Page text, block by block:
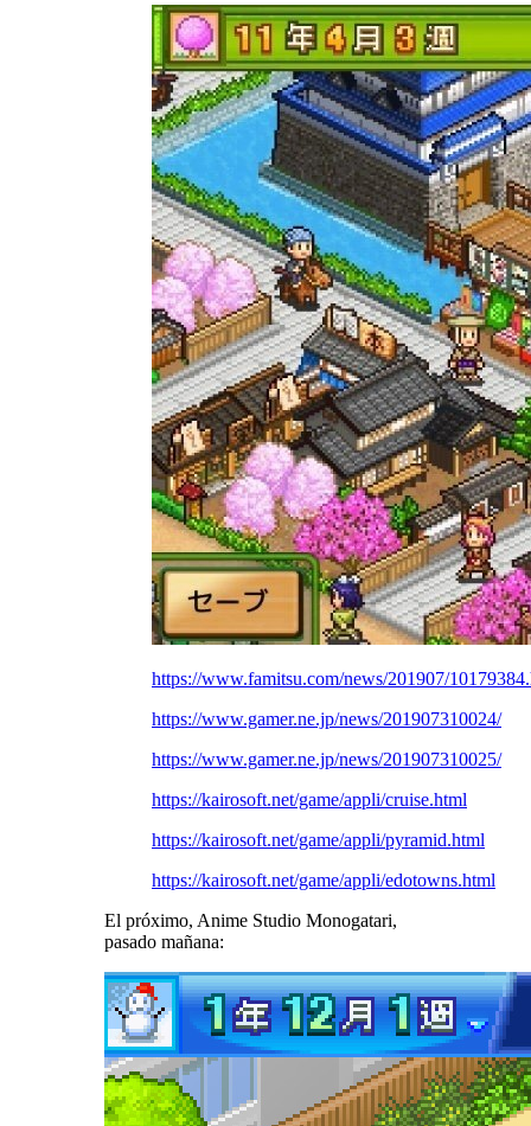
https://www.famitsu.com/news/201907/
https://www.gamer.ne.jp/news/201907310024/
https://www.gamer.ne.jp/news/201907310025/
https://kairosoft.net/game/appli/cruise.html
https://kairosoft.net/game/appli/pyramid.html
https://kairosoft.net/game/appli/edotowns.html
El próximo, Anime Studio Monogatari,
pasado mañana: